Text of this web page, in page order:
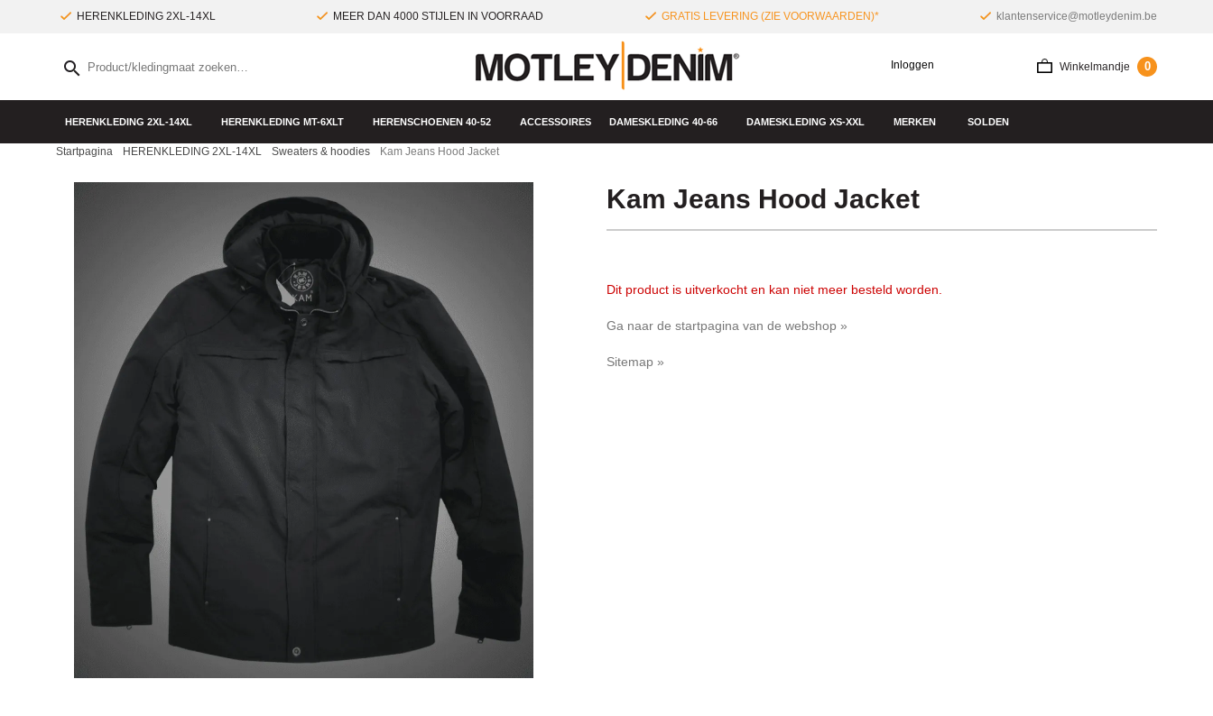
HERENKLEDING 2XL-14XL MEER DAN 4000 STIJLEN IN VOORRAAD GRATIS LEVERING (ZIE VOORWAARDEN)* klantenservice@motleydenim.be
Winkelmandje 0
Inloggen
HERENKLEDING 2XL-14XL HERENKLEDING MT-6XLT HERENSCHOENEN 40-52 ACCESSOIRES DAMESKLEDING 40-66 DAMESKLEDING XS-XXL MERKEN SOLDEN
Startpagina HERENKLEDING 2XL-14XL Sweaters & hoodies Kam Jeans Hood Jacket
Kam Jeans Hood Jacket
Dit product is uitverkocht en kan niet meer besteld worden.
Ga naar de startpagina van de webshop »
Sitemap »